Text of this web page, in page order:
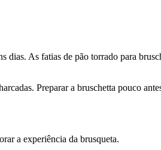
dias. As fatias de pão torrado para
Preparar a bruschetta pouco
a experiência da brusqueta.